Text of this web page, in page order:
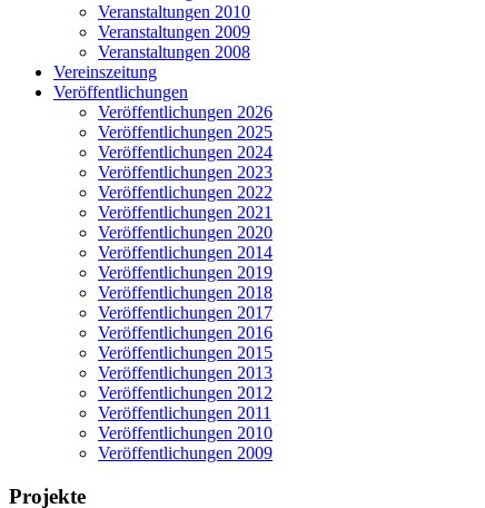
Veranstaltungen 2010
Veranstaltungen 2009
Veranstaltungen 2008
Vereinszeitung
Veröffentlichungen
Veröffentlichungen 2026
Veröffentlichungen 2025
Veröffentlichungen 2024
Veröffentlichungen 2023
Veröffentlichungen 2022
Veröffentlichungen 2021
Veröffentlichungen 2020
Veröffentlichungen 2014
Veröffentlichungen 2019
Veröffentlichungen 2018
Veröffentlichungen 2017
Veröffentlichungen 2016
Veröffentlichungen 2015
Veröffentlichungen 2013
Veröffentlichungen 2012
Veröffentlichungen 2011
Veröffentlichungen 2010
Veröffentlichungen 2009
Projekte